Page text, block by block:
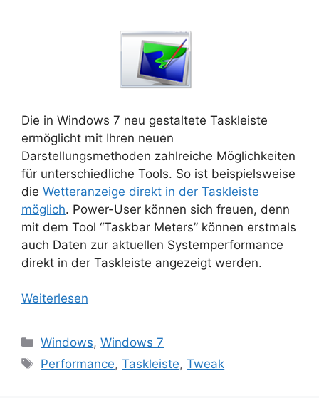
Die in Windows 7 neu gestaltete Taskleiste
ermöglicht mit Ihren neuen
Darstellungsmethoden zahlreiche Möglichkeiten
für unterschiedliche Tools. So ist beispielsweise
die Wetteranzeige direkt in der Taskleiste
möglich. Power-User können sich freuen, denn
mit dem Tool “Taskbar Meters” können erstmals
auch Daten zur aktuellen Systemperformance
direkt in der Taskleiste angezeigt werden.
Weiterlesen
Kategorien
Windows,Windows 7
Schlagwörter
Performance,Taskleiste,Tweak